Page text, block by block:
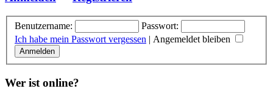
Benutzername:
Passwort:
Ich habe mein Passwort vergessen | Angemeldet bleiben
Wer ist online?